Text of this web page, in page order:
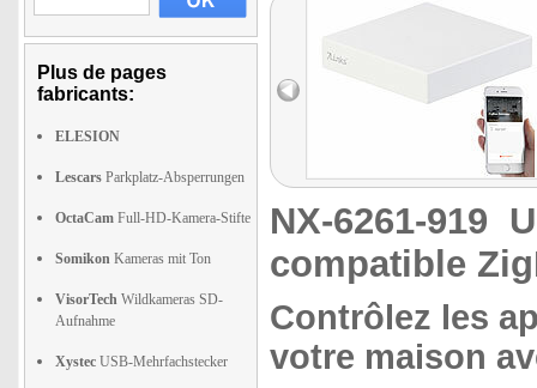
Plus de pages
fabricants:
ELESION
Lescars Parkplatz-Absperrungen
OctaCam Full-HD-Kamera-Stifte
Somikon Kameras mit Ton
VisorTech Wildkameras SD-
Aufnahme
Xystec USB-Mehrfachstecker
NX-6261-919
compatible
Contrôlez les
votre maison